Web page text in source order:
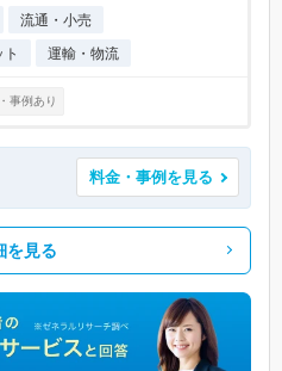
流通・小売
運輸・物流
事例あり
料金・事例を見る
を見る